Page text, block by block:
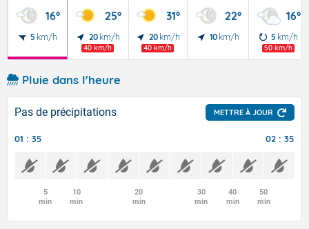
16°
5 km/h
25°
20 km/h
40 km/h
31°
20 km/h
40 km/h
22°
10 km/h
16°
5 km/h
50 km/h
Pluie dans l'heure
Pas de précipitations METTRE À JOUR
01 : 35 02 : 35
5
min
10
min
20
min
30
min
40
min
50
min